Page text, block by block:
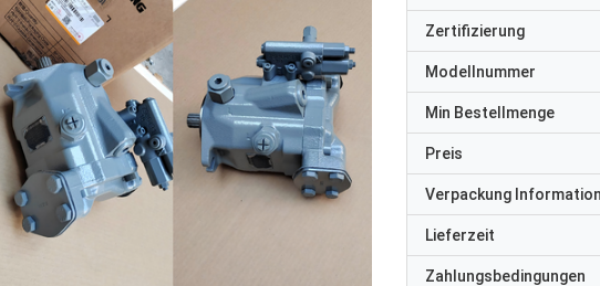
Zertifizierung
Modellnummer
Min Bestellmenge
Preis
Verpackung
Lieferzeit
Zahlungsbedingungen